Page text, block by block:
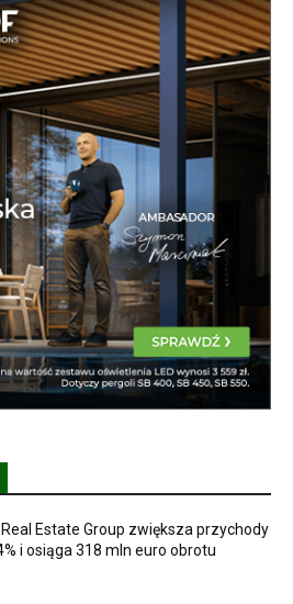
Estate Group zwiększa przychody
i osiąga 318 mln euro obrotu